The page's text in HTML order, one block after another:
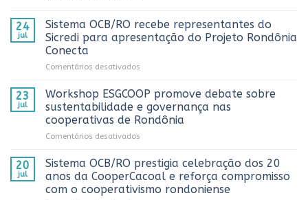
no
AnuárioCoop
2026
OCB/RO
prestigia
comemoração
Caminhoneiro
promovida
pela
Cooperativa
Vilhena
24
jul
Sistema OCB/RO recebe representantes do
Sicredi para apresentação do Projeto Rondônia
Conecta
Comentários desativados
OCB/RO
recebe
representantes
do
apresentação
Projeto
Rondônia
23
jul
Workshop ESGCOOP promove debate sobre
sustentabilidade e governança nas
cooperativas de Rondônia
Comentários desativados
ESGCOOP
promove
debate
sobre
20
jul
Sistema OCB/RO prestigia celebração dos 20
anos da CooperCacoal e reforça compromisso
com o cooperativismo rondoniense